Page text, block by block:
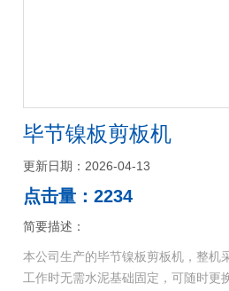
毕节镍板剪板机
更新日期：2026-04-13
点击量：2234
简要描述：
本公司生产的毕节镍板剪板机，整机
工作时无需水泥基础固定，可随时更